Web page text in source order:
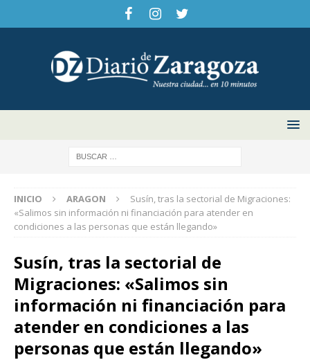
INICIO ARAGON
Susín, tras la sectorial de Migraciones:
«Salimos sin información ni financiación para atender en
condiciones a las personas que están llegando»
Susín, tras la sectorial de
Migraciones: «Salimos sin
información ni financiación para
atender en condiciones a las
personas que están llegando»